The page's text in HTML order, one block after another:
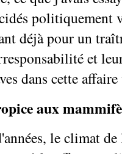
politiquement
déjà pour un
et
dans cette
aux
le climat de